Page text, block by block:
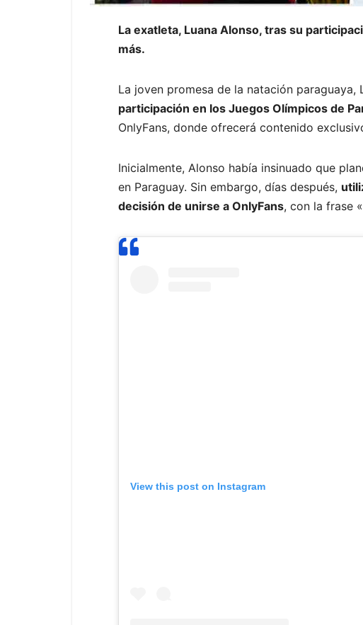
La exatleta, Luana Alonso, tras su
más.
La joven promesa de la natación paraguaya,
participación en los Juegos Olímpicos de
OnlyFans, donde ofrecerá contenido
Inicialmente, Alonso había insinuado que
en Paraguay. Sin embargo, días después,
decisión de unirse a OnlyFans, con la frase
View this post on Instagram